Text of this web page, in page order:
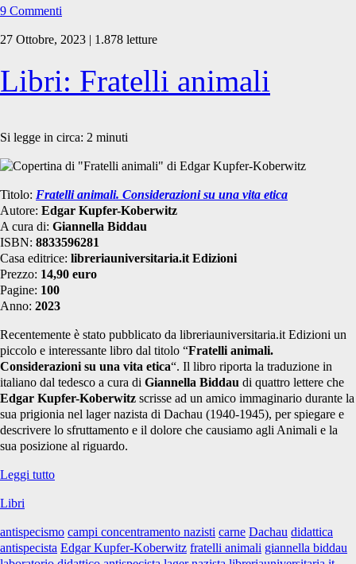
9 Commenti
27 Ottobre, 2023 | 1.878 letture
Libri: Fratelli animali
Si legge in circa: 2 minuti
Titolo: Fratelli animali. Considerazioni su una vita etica
Autore: Edgar Kupfer-Koberwitz
A cura di: Giannella Biddau
ISBN: 8833596281
Casa editrice: libreriauniversitaria.it Edizioni
Prezzo: 14,90 euro
Pagine: 100
Anno: 2023
Recentemente è stato pubblicato da libreriauniversitaria.it Edizioni un
piccolo e interessante libro dal titolo “Fratelli animali.
Considerazioni su una vita etica“. Il libro riporta la traduzione in
italiano dal tedesco a cura di Giannella Biddau di quattro lettere che
Edgar Kupfer-Koberwitz scrisse ad un amico immaginario durante la
sua prigionia nel lager nazista di Dachau (1940-1945), per spiegare e
descrivere lo sfruttamento e il dolore che causiamo agli Animali e la
sua posizione al riguardo.
Leggi tuttoLibri:
Libri
antispecismo campi concentramento nazisti carne Dachau didattica
antispecista Edgar Kupfer-Koberwitz fratelli animali giannella biddau